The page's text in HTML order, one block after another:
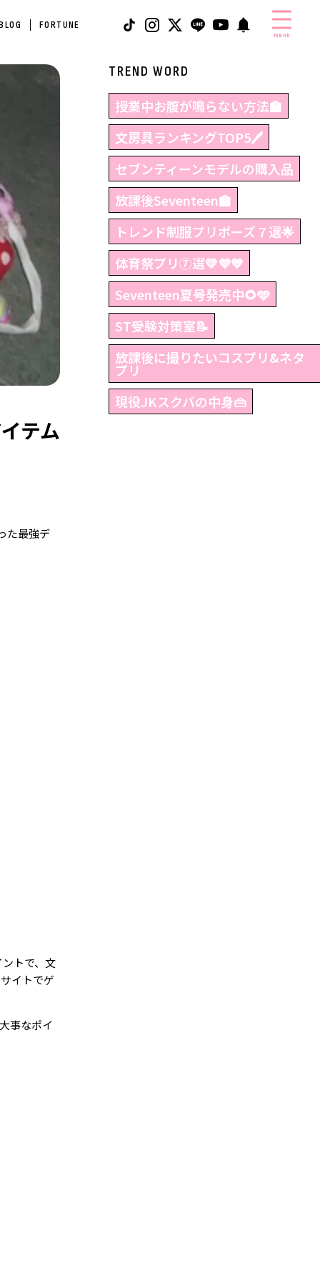
FORTUNE
menu
テム
た最強デ
トで、文
イトでゲ
事なポイ
TREND WORD
授業中お腹が鳴らない方法🏫
文房具ランキングTOP5🖊
セブンティーンモデルの購入品
放課後Seventeen🏫
トレンド制服プリポーズ７選🌟
体育祭プリ⑦選💛💜💙
Seventeen夏号発売中🌻🩵
ST受験対策室📝
放課後に撮りたいコスプリ&ネタ
プリ
現役JKスクバの中身👜